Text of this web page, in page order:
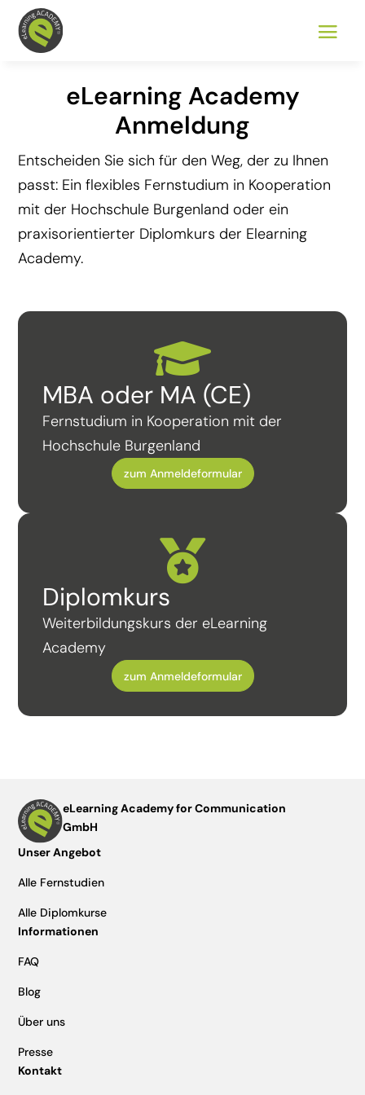
eLearning Academy
Anmeldung
Entscheiden Sie sich für den Weg, der zu Ihnen
passt: Ein flexibles Fernstudium in Kooperation
mit der Hochschule Burgenland oder ein
praxisorientierter Diplomkurs der Elearning
Academy.

MBA oder MA (CE)
Fernstudium in Kooperation mit der
Hochschule Burgenland
zum Anmeldeformular

Diplomkurs
Weiterbildungskurs der eLearning
Academy
zum Anmeldeformular
eLearning Academy for Communication
GmbH
Unser Angebot
Alle Fernstudien
Alle Diplomkurse
Informationen
FAQ
Blog
Über uns
Presse
Kontakt